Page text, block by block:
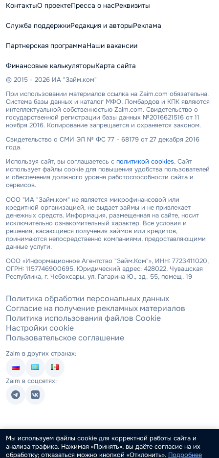
КонтактыО проектеПресса о насРеквизиты
Служба поддержкиРедакция и авторыРеклама
Партнерская программаНаши вакансии
Финансовые калькуляторыКарта сайта
© 2015 - 2026 ИА "Займ.ком"
При использовании материалов ссылка на Zaim.com обязательна.
Система базы данных и каталог МФО, Ломбардов и КПК являются
интеллектуальной собственностью Zaim.com. Свидетельство о
государственной регистрации базы данных №2016621516 от 11
ноября 2016. Копирование запрещается и охраняется законом.
Свидетельство о СМИ ЭЛ № ФС 77 - 68179 от 27 декабря 2016
года.
Используя сайт, вы соглашаетесь с политикой cookies. Сайт
использует файлы cookie для повышения удобства пользователей
и обеспечения должного уровня работоспособности сайта и
сервисов.
ООО "ИА "Займ.ком" не является микрофинансовой или
кредитной организацией, не выдает займы и не привлекает
денежных средств. Информация, размещенная на сайте, носит
исключительно ознакомительный характер. Все условия и
решения, касающиеся получения займов или кредитов,
принимаются непосредственно компаниями, предоставляющими
данные услуги.
ООО «Информационное Агентство "Займ.Ком"», ИНН: 7723411020,
ОГРН: 1157746900695. Юридический адрес: 428022, Чувашская
Республика, г. Чебоксары, ул. Гагарина Ю., зд. 55, помещ. 19
Политика обработки персональных данных
Согласие на получение рекламных материалов
Политика использования файлов Cookie
Настройки cookie
Пользовательское соглашение
Zaim в других странах:
Zaim в соцсетях:
Мы используем файлы cookie для корректной работы сайта и
анализа трафика. Нажимая «Принять», вы даёте согласие на их
обработку; отказаться можно кнопкой «Отклонить». Подробнее